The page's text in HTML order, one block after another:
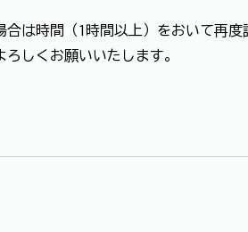
は時間（1時間以上）をおいて再
しくお願いいたします。